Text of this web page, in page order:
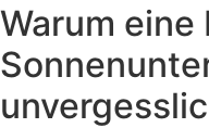
Warum eine